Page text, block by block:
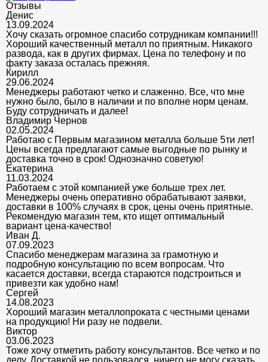
Отзывы
Денис
13.09.2024
Хочу сказать огромное спасибо сотрудникам компании!!!
Хороший качественный металл по приятным. Никакого
развода, как в других фирмах. Цена по телефону и по
факту заказа осталась прежняя.
Кирилл
29.06.2024
Менеджеры работают четко и слаженно. Все, что мне
нужно было, было в наличии и по вполне норм ценам.
Буду сотрудничать и далее!
Владимир Чернов
02.05.2024
Работаю с Первым магазином металла больше 5ти лет!
Цены всегда предлагают самые выгодные по рынку и
доставка точно в срок! Однозначно советую!
Екатерина
11.03.2024
Работаем с этой компанией уже больше трех лет.
Менеджеры очень оперативно обрабатывают заявки,
доставки в 100% случаях в срок, цены очень приятные.
Рекомендую магазин тем, кто ищет оптимальный
вариант цена-качество!
Иван Д.
07.09.2023
Спасибо менеджерам магазина за грамотную и
подробную консультацию по всем вопросам. Что
касается доставки, всегда стараются подстроиться и
привезти как удобно нам!
Сергей
14.08.2023
Хороший магазин металлопроката с честными ценами
на продукцию! Ни разу не подвели.
Виктор
03.06.2023
Тоже хочу отметить работу консультантов. Все четко и по